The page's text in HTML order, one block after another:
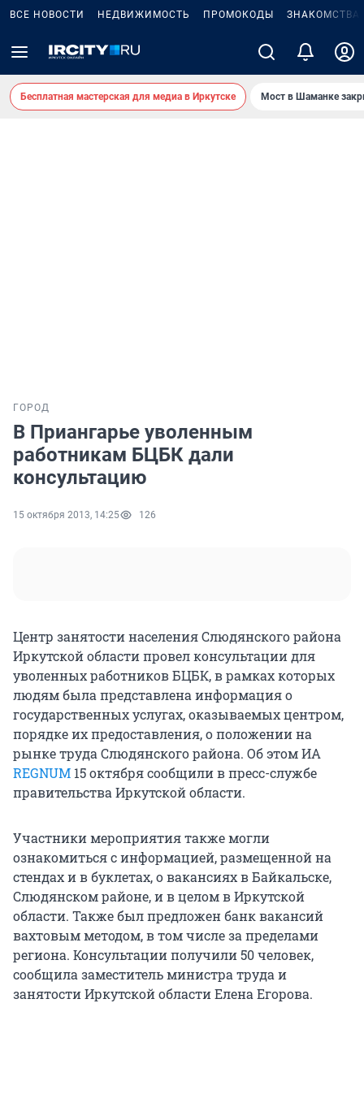
ВСЕ НОВОСТИ НЕДВИЖИМОСТЬ ПРОМОКОДЫ ЗНАКОМСТВА
Бесплатная мастерская для медиа в Иркутске Мост в Шаманке
ГОРОД
В Приангарье уволенным
работникам БЦБК дали
консультацию
15 октября 2013, 14:25 126
Центр занятости населения Слюдянского района
Иркутской области провел консультации для
уволенных работников БЦБК, в рамках которых
людям была представлена информация о
государственных услугах, оказываемых центром,
порядке их предоставления, о положении на
рынке труда Слюдянского района. Об этом ИА
REGNUM 15 октября сообщили в пресс-службе
правительства Иркутской области.
Участники мероприятия также могли
ознакомиться с информацией, размещенной на
стендах и в буклетах, о вакансиях в Байкальске,
Слюдянском районе, и в целом в Иркутской
области. Также был предложен банк вакансий
вахтовым методом, в том числе за пределами
региона. Консультации получили 50 человек,
сообщила заместитель министра труда и
занятости Иркутской области Елена Егорова.